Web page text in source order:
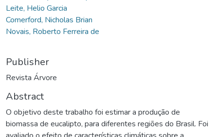
Leite, Helio Garcia
Comerford, Nicholas Brian
Novais, Roberto Ferreira de
Publisher
Revista Árvore
Abstract
O objetivo deste trabalho foi estimar a produção de
biomassa de eucalipto, para diferentes regiões do Brasil. Foi